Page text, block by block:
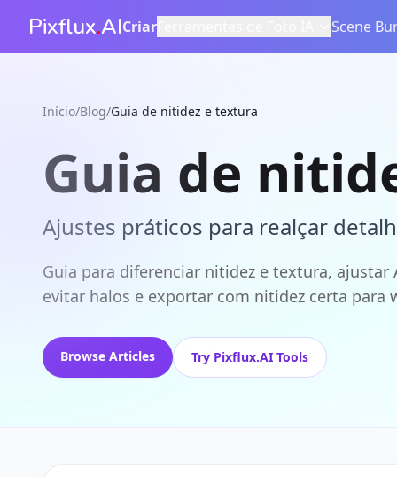
Pixflux.AICriar Scene
Início/Blog/Guia de nitidez e textura
Guia de
Ajustes práticos para realçar
Guia para diferenciar nitidez e textura,
evitar halos e exportar com nitidez certa para
Browse Articles Try Pixflux.AI Tools